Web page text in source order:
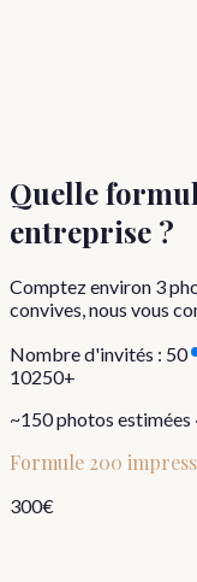
Quelle
entreprise ?
Comptez environ 3
convives, nous vous
Nombre d'invités : 50
10250+
~150photos estimées
Formule 200
300€